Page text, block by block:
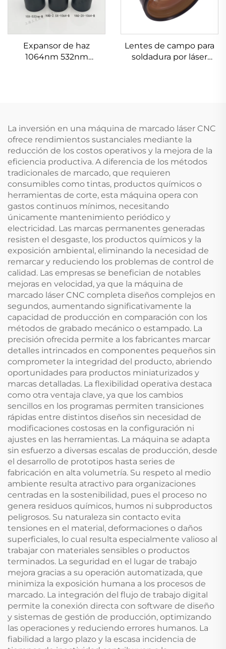
Expansor de haz
1064nm 532nm
Lentes de campo para
soldadura por láser
La inversión en una máquina de marcado láser CNC
ofrece rendimientos sustanciales mediante la
reducción de los costos operativos y la mejora de la
eficiencia productiva. A diferencia de los métodos
tradicionales de marcado, que requieren
consumibles como tintas, productos químicos o
herramientas de corte, esta máquina opera con
gastos continuos mínimos, necesitando
únicamente mantenimiento periódico y
electricidad. Las marcas permanentes generadas
resisten el desgaste, los productos químicos y la
exposición ambiental, eliminando la necesidad de
remarcar y reduciendo los problemas de control de
calidad. Las empresas se benefician de notables
mejoras en velocidad, ya que la máquina de
marcado láser CNC completa diseños complejos en
segundos, aumentando significativamente la
capacidad de producción en comparación con los
métodos de grabado mecánico o estampado. La
precisión ofrecida permite a los fabricantes marcar
detalles intrincados en componentes pequeños sin
comprometer la integridad del producto, abriendo
oportunidades para productos miniaturizados y
marcas detalladas. La flexibilidad operativa destaca
como otra ventaja clave, ya que los cambios
sencillos en los programas permiten transiciones
rápidas entre distintos diseños sin necesidad de
modificaciones costosas en la configuración ni
ajustes en las herramientas. La máquina se adapta
sin esfuerzo a diversas escalas de producción, desde
el desarrollo de prototipos hasta series de
fabricación en alta volumetría. Su respeto al medio
ambiente resulta atractivo para organizaciones
centradas en la sostenibilidad, pues el proceso no
genera residuos químicos, humos ni subproductos
peligrosos. Su naturaleza sin contacto evita
tensiones en el material, deformaciones o daños
superficiales, lo cual resulta especialmente valioso al
trabajar con materiales sensibles o productos
terminados. La seguridad en el lugar de trabajo
mejora gracias a su operación automatizada, que
minimiza la exposición humana a los procesos de
marcado. La integración del flujo de trabajo digital
permite la conexión directa con software de diseño
y sistemas de gestión de producción, optimizando
las operaciones y reduciendo errores humanos. La
fiabilidad a largo plazo y la escasa incidencia de